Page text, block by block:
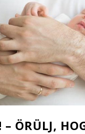
– ÖRÜLJ,